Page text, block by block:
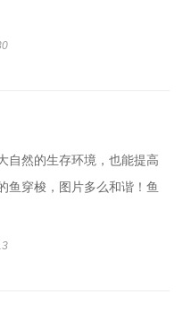
自然的生存环境，也能提高
鱼穿梭，图片多么和谐！鱼